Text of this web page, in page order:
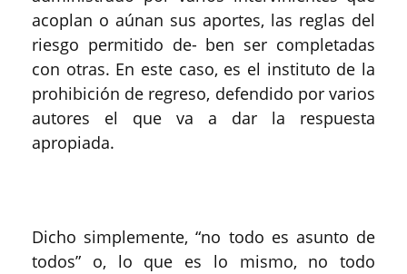
acoplan o aúnan sus aportes, las reglas del
riesgo permitido de- ben ser completadas
con otras. En este caso, es el instituto de la
prohibición de regreso, defendido por varios
autores el que va a dar la respuesta
apropiada.
Dicho simplemente, “no todo es asunto de
todos” o, lo que es lo mismo, no todo